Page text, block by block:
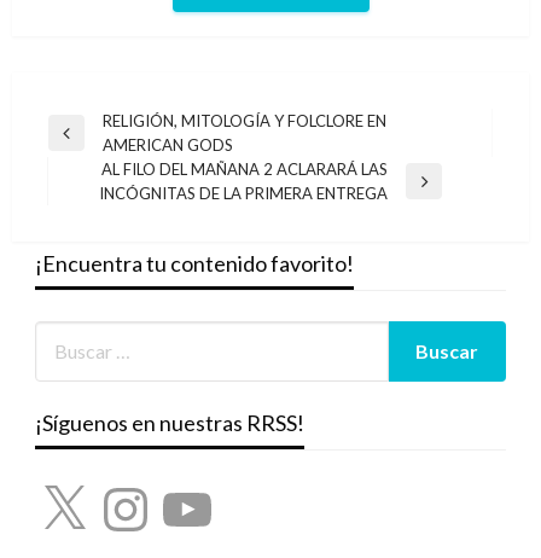
Navegación
entradas
Entrada
anterior
RELIGIÓN, MITOLOGÍA Y FOLCLORE EN
AMERICAN GODS
Entrada
AL FILO DEL MAÑANA 2 ACLARARÁ LAS
INCÓGNITAS DE LA PRIMERA ENTREGA
¡Encuentra tu contenido favorito!
¡Síguenos en nuestras RRSS!
X InstagramYouTube